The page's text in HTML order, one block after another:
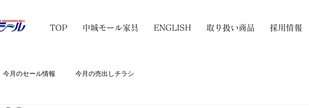
TOP 中城モール家具 ENGLISH 取り扱い商品 採用情報
今月のセール情報 今月の売出しチラシ